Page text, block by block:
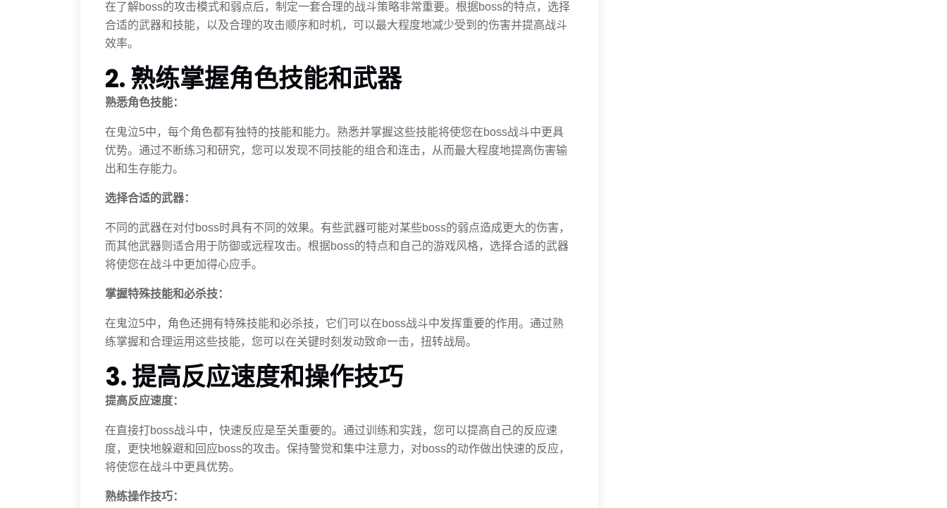
在了解boss的攻击模式和弱点后，制定一套合理的战斗策略非常重要。根据boss的特点，选择
合适的武器和技能，以及合理的攻击顺序和时机，可以最大程度地减少受到的伤害并提高战斗
效率。
2. 熟练掌握角色技能和武器
熟悉角色技能：
在鬼泣5中，每个角色都有独特的技能和能力。熟悉并掌握这些技能将使您在boss战斗中更具
优势。通过不断练习和研究，您可以发现不同技能的组合和连击，从而最大程度地提高伤害输
出和生存能力。
选择合适的武器：
不同的武器在对付boss时具有不同的效果。有些武器可能对某些boss的弱点造成更大的伤害，
而其他武器则适合用于防御或远程攻击。根据boss的特点和自己的游戏风格，选择合适的武器
将使您在战斗中更加得心应手。
掌握特殊技能和必杀技：
在鬼泣5中，角色还拥有特殊技能和必杀技，它们可以在boss战斗中发挥重要的作用。通过熟
练掌握和合理运用这些技能，您可以在关键时刻发动致命一击，扭转战局。
3. 提高反应速度和操作技巧
提高反应速度：
在直接打boss战斗中，快速反应是至关重要的。通过训练和实践，您可以提高自己的反应速
度，更快地躲避和回应boss的攻击。保持警觉和集中注意力，对boss的动作做出快速的反应，
将使您在战斗中更具优势。
熟练操作技巧：